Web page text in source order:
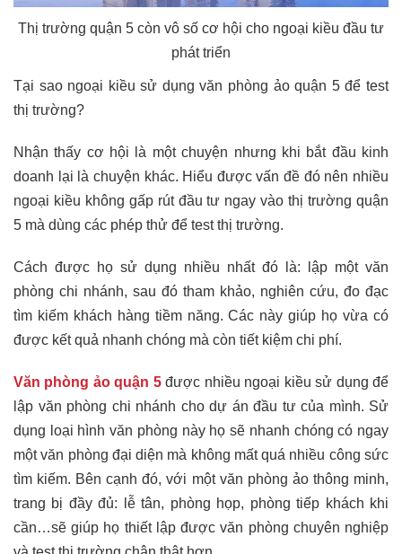
Thị trường quận 5 còn vô số cơ hội cho ngoại kiều đầu tư
phát triển
Tại sao ngoại kiều sử dụng văn phòng ảo quận 5 để test
thị trường?
Nhận thấy cơ hội là một chuyện nhưng khi bắt đầu kinh
doanh lại là chuyện khác. Hiểu được vấn đề đó nên nhiều
ngoại kiều không gấp rút đầu tư ngay vào thị trường quận
5 mà dùng các phép thử để test thị trường.
Cách được họ sử dụng nhiều nhất đó là: lập một văn
phòng chi nhánh, sau đó tham khảo, nghiên cứu, đo đạc
tìm kiếm khách hàng tiềm năng. Các này giúp họ vừa có
được kết quả nhanh chóng mà còn tiết kiệm chi phí.
Văn phòng ảo quận 5được nhiều ngoại kiều sử dụng để
lập văn phòng chi nhánh cho dự án đầu tư của mình. Sử
dụng loại hình văn phòng này họ sẽ nhanh chóng có ngay
một văn phòng đại diện mà không mất quá nhiều công sức
tìm kiếm. Bên cạnh đó, với một văn phòng ảo thông minh,
trang bị đầy đủ: lễ tân, phòng họp, phòng tiếp khách khi
cần…sẽ giúp họ thiết lập được văn phòng chuyên nghiệp